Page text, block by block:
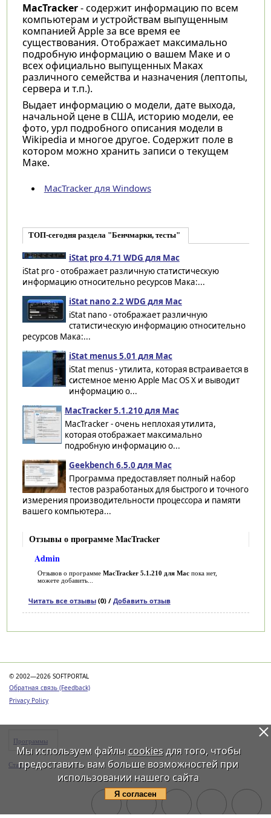
MacTracker- содержит информацию по всем
компьютерам и устройствам выпущенным
компанией Apple за все время ее
существования. Отображает максимально
подробную информацию о вашем Маке и о
всех официально выпущенных Маках
различного семейства и назначения (лептопы,
сервера и т.п.).
Выдает информацию о модели, дате выхода,
начальной цене в США, историю модели, ее
фото, урл подробного описания модели в
Wikipedia и многое другое. Содержит поле в
котором можно хранить записи о текущем
Маке.
MacTracker для Windows
ТОП-сегодня раздела "Бенчмарки, тесты"
iStat pro 4.71 WDG для Mac
iStat pro - отображает различную статистическую
информацию относительно ресурсов Мака:...
iStat nano 2.2 WDG для Mac
iStat nano - отображает различную
статистическую информацию относительно
ресурсов Мака:...
iStat menus 5.01 для Mac
iStat menus - утилита, которая встраивается в
системное меню Apple Mac OS X и выводит
информацию о...
MacTracker 5.1.210 для Mac
MacTracker - очень неплохая утилита,
которая отображает максимально
подробную информацию о...
Geekbench 6.5.0 для Mac
Программа предоставляет полный набор
тестов разработаных для быстрого и точного
измерения производительности процессора и памяти
вашего компьютера...
Отзывы о программе MacTracker
Admin
Отзывов о программе MacTracker 5.1.210 для Macпока нет,
можете добавить...
Читать все отзывы(0) / Добавить отзыв
© 2002—2026 SOFTPORTAL
Обратная связь (Feedback)
Privacy Policy
Программы
Статьи
Мы используем файлы cookiesдля того, чтобы
предоставить вам больше возможностей при
использовании нашего сайта